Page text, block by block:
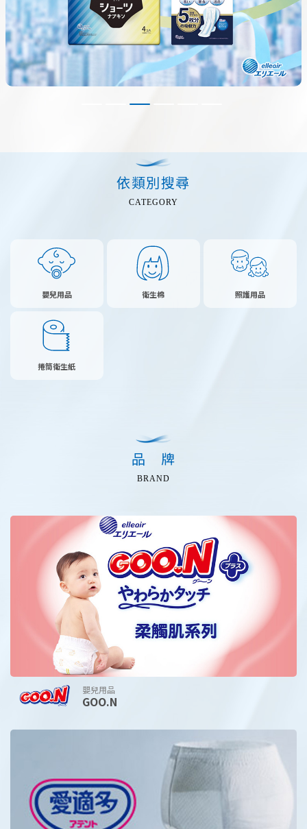
依類別搜尋
CATEGORY
嬰兒用品 衛生棉 照護用品
捲筒衛生紙
品 牌
BRAND
嬰兒用品
GOO.N